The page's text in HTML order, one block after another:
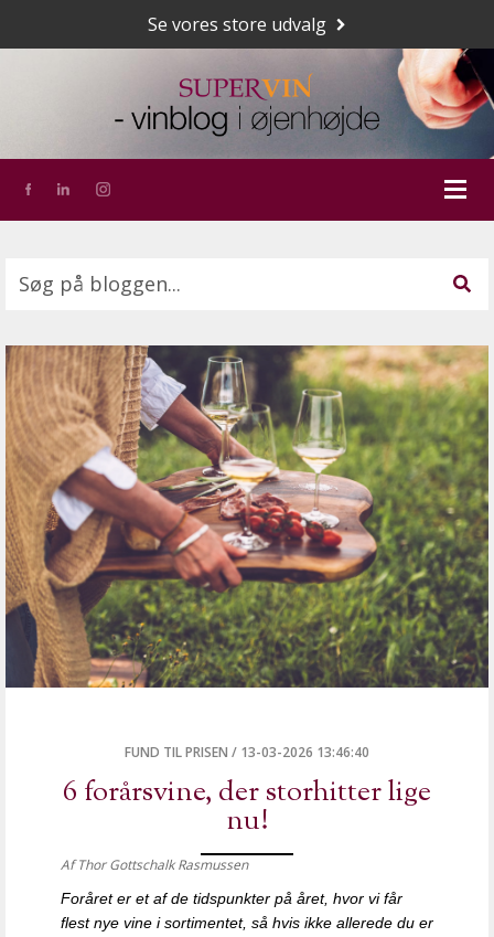
Se vores store udvalg
Dette er et søgefelt med en tilknyttet funktion for
FUND TIL PRISEN / 13-03-2026 13:46:40
6 forårsvine, der storhitter lige
nu!
Af Thor Gottschalk Rasmussen
Foråret er et af de tidspunkter på året, hvor vi får
flest nye vine i sortimentet, så hvis ikke allerede du er